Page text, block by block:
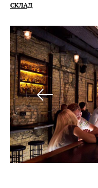
СКЛАД